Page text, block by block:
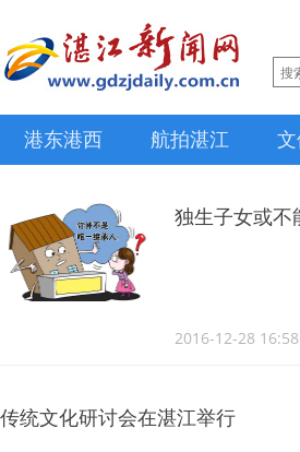
港东港西 航拍湛江
独生子女或不
2016-12-28
传统文化研讨会在湛江举行